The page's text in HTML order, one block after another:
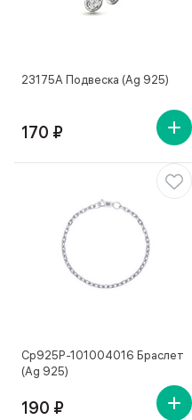
23175А Подвеска (Ag 925)
170 ₽
Ср925Р-101004016 Браслет
(Ag 925)
190 ₽